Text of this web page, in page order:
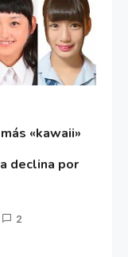
«kawaii»
declina por
2